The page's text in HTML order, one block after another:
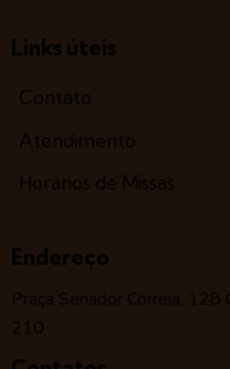
Links úteis
Contato
Atendimento
Horários de Missas
Endereço
Praça Senador Correia,
210